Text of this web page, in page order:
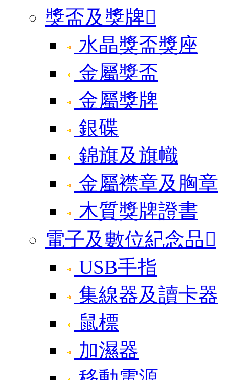
獎盃及獎牌
水晶獎盃獎座
金屬獎盃
金屬獎牌
銀碟
錦旗及旗幟
金屬襟章及胸章
木質獎牌證書
電子及數位紀念品
USB手指
集線器及讀卡器
鼠標
加濕器